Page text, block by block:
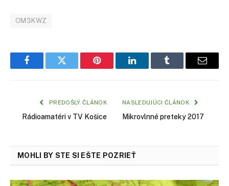
OM3KWZ
FacebookTwitter Pinterest LinkedInTumblr Email
PREDOŠLÝ ČLÁNOK
Rádioamatéri v TV Košice
NASLEDUJÚCI ČLÁNOK
Mikrovlnné preteky 2017
MOHLI BY STE SI EŠTE POZRIEŤ